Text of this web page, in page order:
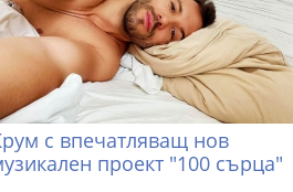
с впечатляващ нов
проект "100 сърца"